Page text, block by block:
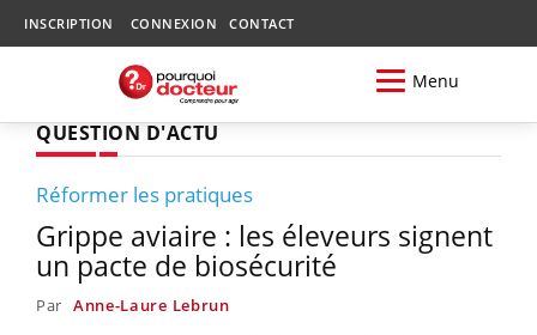
INSCRIPTION CONNEXION CONTACT
Menu
QUESTION D'ACTU
Réformer les pratiques
Grippe aviaire : les éleveurs signent
un pacte de biosécurité
Par Anne-Laure Lebrun